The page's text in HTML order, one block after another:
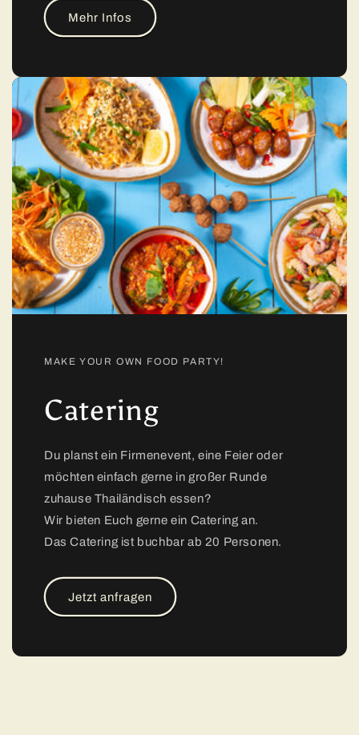
Mehr Infos
MAKE YOUR OWN FOOD PARTY!
Catering
Du planst ein Firmenevent, eine Feier oder
möchten einfach gerne in großer Runde
zuhause Thailändisch essen?
Wir bieten Euch gerne ein Catering an.
Das Catering ist buchbar ab 20 Personen.
Jetzt anfragen